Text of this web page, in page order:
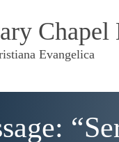
Chapel
Evangelica